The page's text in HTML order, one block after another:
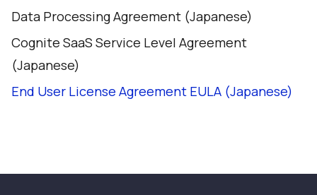
Data Processing Agreement (Japanese)
Cognite SaaS Service Level Agreement
(Japanese)
End User License Agreement EULA (Japanese)